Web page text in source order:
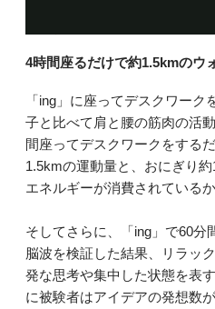
4時間座るだけで約1.5kmのウ
「ing」に座ってデスクワー
子と比べて肩と腰の筋肉の活
間座ってデスクワークをする
1.5kmの運動量と、おにぎり
エネルギーが消費されているか
そしてさらに、「ing」で60分
脳波を検証した結果、リラッ
発な思考や集中した状態を表
に被験者はアイデアの発想数